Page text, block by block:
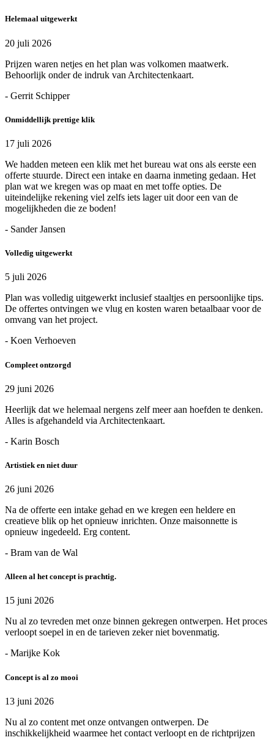
Helemaal uitgewerkt
20 juli 2026
Prijzen waren netjes en het plan was volkomen maatwerk.
Behoorlijk onder de indruk van Architectenkaart.
- Gerrit Schipper
Onmiddellijk prettige klik
17 juli 2026
We hadden meteen een klik met het bureau wat ons als eerste een
offerte stuurde. Direct een intake en daarna inmeting gedaan. Het
plan wat we kregen was op maat en met toffe opties. De
uiteindelijke rekening viel zelfs iets lager uit door een van de
mogelijkheden die ze boden!
- Sander Jansen
Volledig uitgewerkt
5 juli 2026
Plan was volledig uitgewerkt inclusief staaltjes en persoonlijke tips.
De offertes ontvingen we vlug en kosten waren betaalbaar voor de
omvang van het project.
- Koen Verhoeven
Compleet ontzorgd
29 juni 2026
Heerlijk dat we helemaal nergens zelf meer aan hoefden te denken.
Alles is afgehandeld via Architectenkaart.
- Karin Bosch
Artistiek en niet duur
26 juni 2026
Na de offerte een intake gehad en we kregen een heldere en
creatieve blik op het opnieuw inrichten. Onze maisonnette is
opnieuw ingedeeld. Erg content.
- Bram van de Wal
Alleen al het concept is prachtig.
15 juni 2026
Nu al zo tevreden met onze binnen gekregen ontwerpen. Het proces
verloopt soepel in en de tarieven zeker niet bovenmatig.
- Marijke Kok
Concept is al zo mooi
13 juni 2026
Nu al zo content met onze ontvangen ontwerpen. De
inschikkelijkheid waarmee het contact verloopt en de richtprijzen